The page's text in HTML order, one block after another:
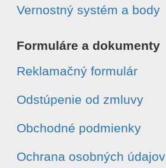
Vernostný systém a body
Formuláre a dokumenty
Reklamačný formulár
Odstúpenie od zmluvy
Obchodné podmienky
Ochrana osobných údajov